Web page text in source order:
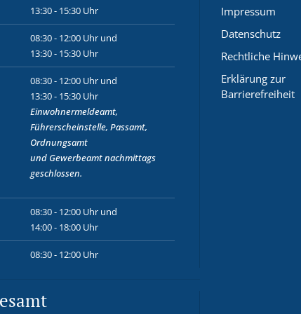
13:30 - 15:30 Uhr
08:30 - 12:00 Uhr und
13:30 - 15:30 Uhr
08:30 - 12:00 Uhr und
13:30 - 15:30 Uhr
Einwohnermeldeamt,
Führerscheinstelle, Passamt,
Ordnungsamt
und Gewerbeamtnachmittags
geschlossen.
08:30 - 12:00 Uhr und
14:00 - 18:00 Uhr
08:30 - 12:00 Uhr
Impressum
Datenschutz
Rechtliche
Erklärung zur
Barrierefreiheit